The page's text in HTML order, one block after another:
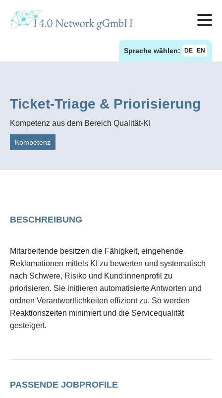
Sprache wählen: DE EN
Ticket‑Triage & Priorisierung
Kompetenz aus dem Bereich Qualität-KI
Kompetenz
BESCHREIBUNG
Mitarbeitende besitzen die Fähigkeit, eingehende
Reklamationen mittels KI zu bewerten und systematisch
nach Schwere, Risiko und Kund:innenprofil zu
priorisieren. Sie initiieren automatisierte Antworten und
ordnen Verantwortlichkeiten effizient zu. So werden
Reaktionszeiten minimiert und die Servicequalität
gesteigert.
PASSENDE JOBPROFILE